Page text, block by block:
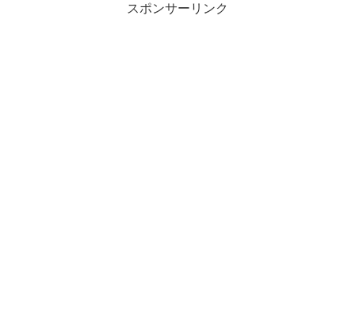
スポンサーリンク